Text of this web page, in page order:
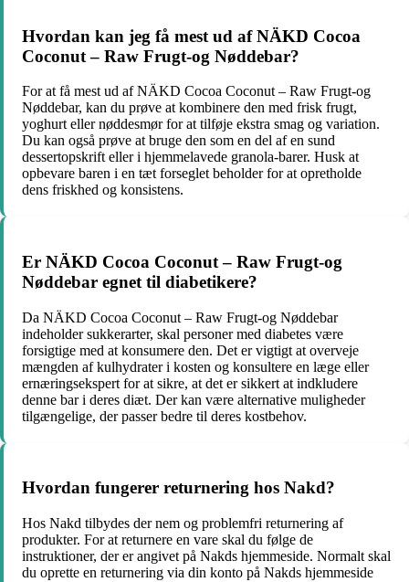
Hvordan kan jeg få mest ud af NÄKD Cocoa
Coconut – Raw Frugt-og Nøddebar?
For at få mest ud af NÄKD Cocoa Coconut – Raw Frugt-og
Nøddebar, kan du prøve at kombinere den med frisk frugt,
yoghurt eller nøddesmør for at tilføje ekstra smag og variation.
Du kan også prøve at bruge den som en del af en sund
dessertopskrift eller i hjemmelavede granola-barer. Husk at
opbevare baren i en tæt forseglet beholder for at opretholde
dens friskhed og konsistens.
Er NÄKD Cocoa Coconut – Raw Frugt-og
Nøddebar egnet til diabetikere?
Da NÄKD Cocoa Coconut – Raw Frugt-og Nøddebar
indeholder sukkerarter, skal personer med diabetes være
forsigtige med at konsumere den. Det er vigtigt at overveje
mængden af kulhydrater i kosten og konsultere en læge eller
ernæringsekspert for at sikre, at det er sikkert at indkludere
denne bar i deres diæt. Der kan være alternative muligheder
tilgængelige, der passer bedre til deres kostbehov.
Hvordan fungerer returnering hos Nakd?
Hos Nakd tilbydes der nem og problemfri returnering af
produkter. For at returnere en vare skal du følge de
instruktioner, der er angivet på Nakds hjemmeside. Normalt skal
du oprette en returnering via din konto på Nakds hjemmeside